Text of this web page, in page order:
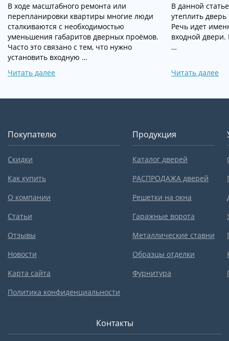
В ходе масштабного ремонта или
перепланировки квартиры многие люди
сталкиваются с необходимостью
уменьшения габаритов дверных проёмов.
Часто это связано с тем, что нужно
установить входную …
Читать далее
В данной
утеплить
Речь идет
входной двери.
…
Читать далее
Покупателю
Скидки
Как купить
О компании
Статьи
Отзывы
Новости
Карта сайта
Политика конфиденциальности
Продукция
Каталог дверей
РАСПРОДАЖА дверей
Решетки на окна
Гаражные ворота
Металлические ставни
Образцы отделки
Фурнитура
Контакты